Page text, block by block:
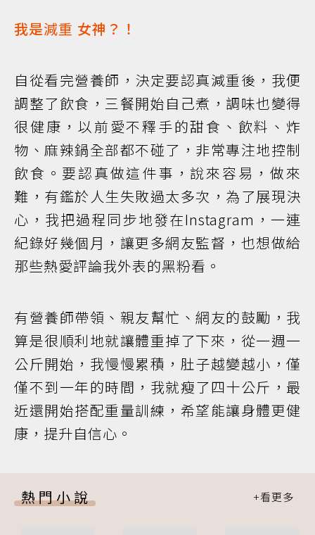
我是減重 女神？！
自從看完營養師，決定要認真減重後，我便
調整了飲食，三餐開始自己煮，調味也變得
很健康，以前愛不釋手的甜食、飲料、炸
物、麻辣鍋全部都不碰了，非常專注地控制
飲食。要認真做這件事，說來容易，做來
難，有鑑於人生失敗過太多次，為了展現決
心，我把過程同步地發在Instagram，一連
紀錄好幾個月，讓更多網友監督，也想做給
那些熱愛評論我外表的黑粉看。
有營養師帶領、親友幫忙、網友的鼓勵，我
算是很順利地就讓體重掉了下來，從一週一
公斤開始，我慢慢累積，肚子越變越小，僅
僅不到一年的時間，我就瘦了四十公斤，最
近還開始搭配重量訓練，希望能讓身體更健
康，提升自信心。
熱門小說